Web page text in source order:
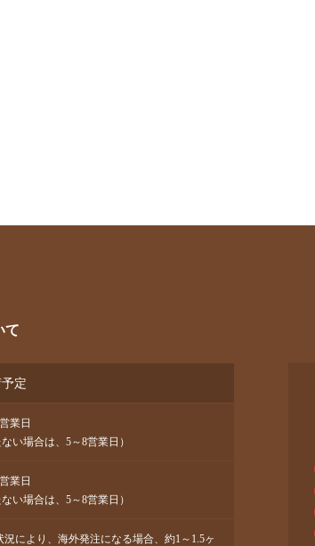
て
定
業日
い場合は、5～8営業日）
業日
い場合は、5～8営業日）
により、海外発注になる場合、約1～1.5ヶ